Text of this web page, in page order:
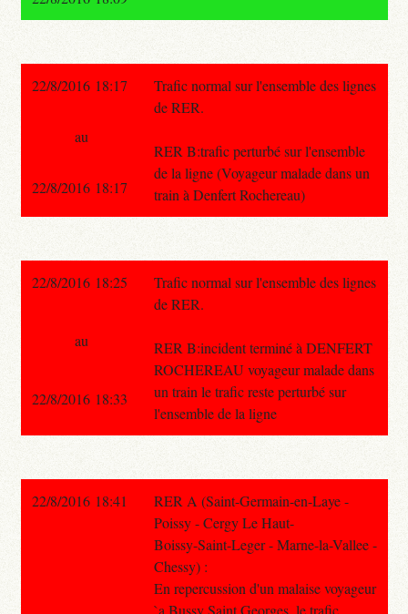
22/8/2016 18:17
Trafic normal sur l'ensemble des lignes
de RER.
RER B:trafic perturbé sur l'ensemble
de la ligne (Voyageur malade dans un
train à Denfert Rochereau)
au
22/8/2016 18:17
22/8/2016 18:25
Trafic normal sur l'ensemble des lignes
de RER.
RER B:incident terminé à DENFERT
ROCHEREAU voyageur malade dans
un train le trafic reste perturbé sur
l'ensemble de la ligne
au
22/8/2016 18:33
22/8/2016 18:41
RER A (Saint-Germain-en-Laye -
Poissy - Cergy Le Haut-
Boissy-Saint-Leger - Marne-la-Vallee -
Chessy) :
En repercussion d'un malaise voyageur
`a Bussy Saint Georges, le trafic